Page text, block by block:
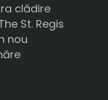
clădire
St. Regis
nou